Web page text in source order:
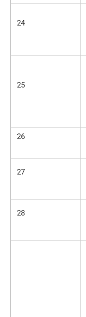
24
25
26
27
28